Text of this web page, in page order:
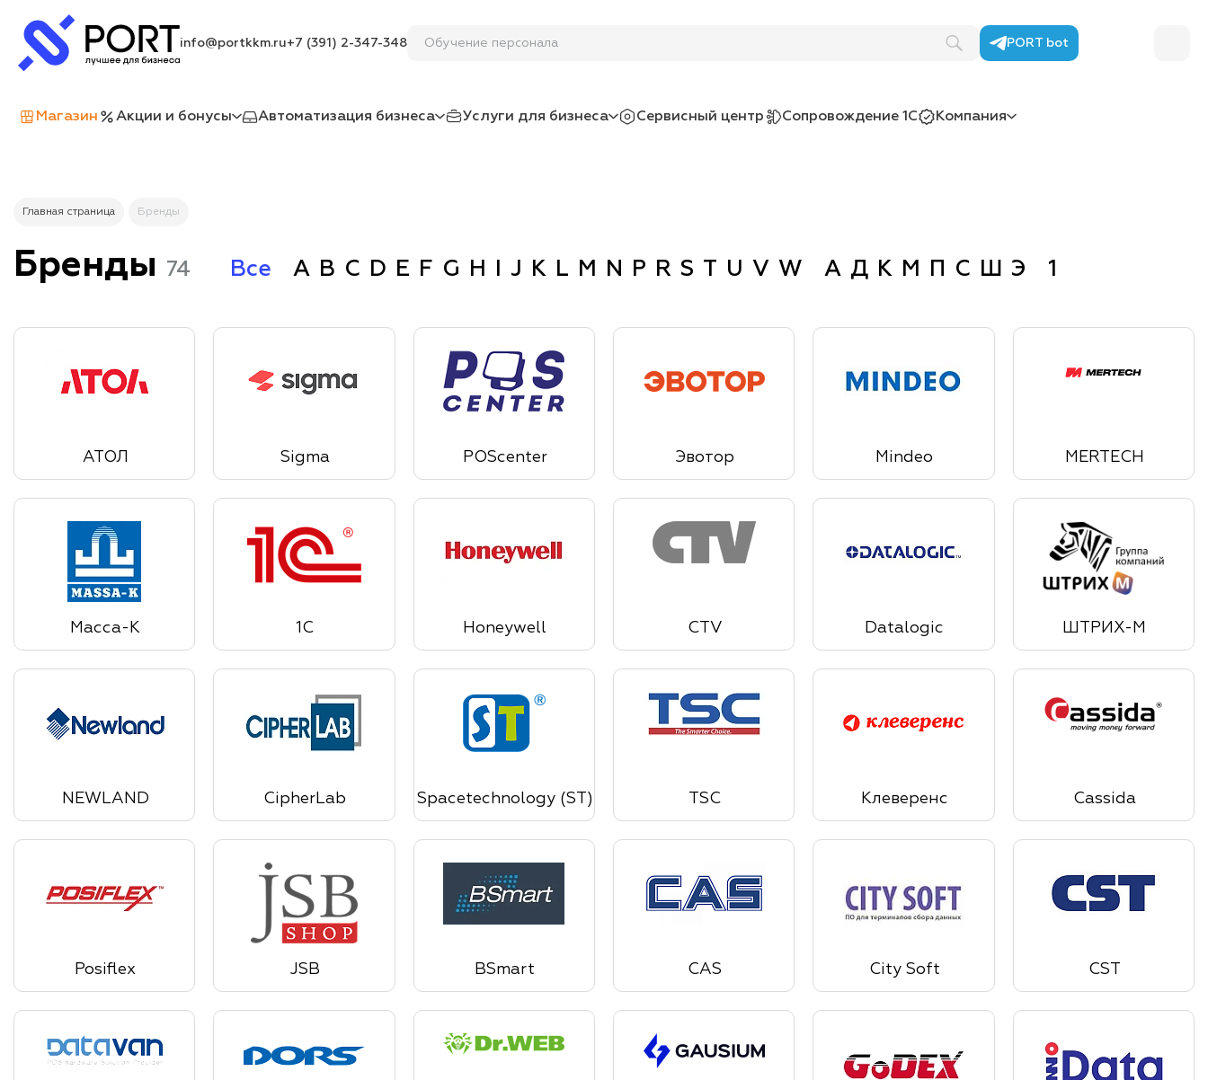
info@portkkm.ru+7 (391) 2-347-348 Обучение п PORT bot
Магазин Акции и бонусы Автоматизация бизнеса Услуги для бизнеса Сервисный центр Сопровождение 1С Компания
Главная страница Бренды
Бренды 74 Все A B C D E F G H I J K L M N P R S T U V W А Д К М П С Ш Э 1
АТОЛ Sigma POScenter Эвотор Mindeo MERTECH
Масса-К 1С Honeywell CTV Datalogic ШТРИХ-М
NEWLAND CipherLab Spacetechnology (ST) TSC Клеверенс Cassida
Posiflex JSB BSmart CAS City Soft CST